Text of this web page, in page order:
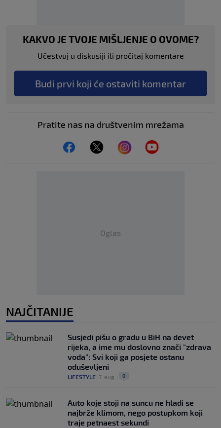
KAKVO JE TVOJE MIŠLJENJE O OVOME?
Učestvuj u diskusiji ili pročitaj komentare
Budi prvi koji će ostaviti komentar
Pratite nas na društvenim mrežama
Oglas
NAJČITANIJE
Susjedi pišu o gradu u BiH na devet
rijeka, a ime mu doslovno znači "zdrava
voda": Svi koji ga posjete ostanu
oduševljeni
LIFESTYLE 7. aug. 0
Auto koje stoji na suncu ne hladi se
najbrže klimom, nego postupkom koji
traje petnaest sekundi